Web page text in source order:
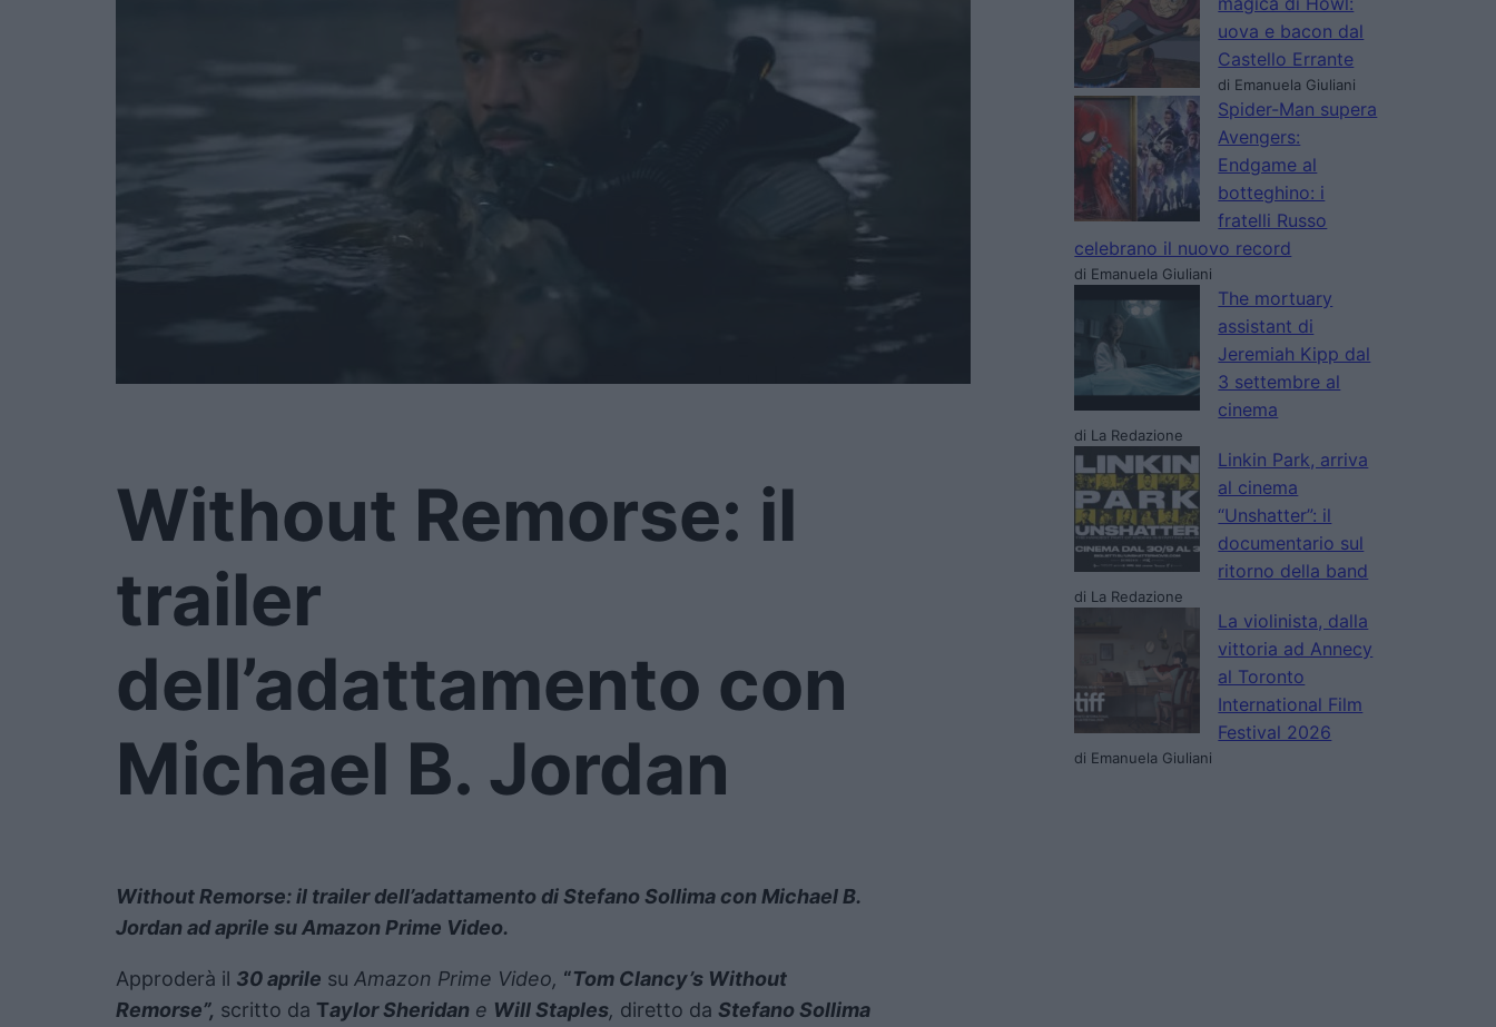
Without Remorse: il
trailer
dell’adattamento con
Michael B. Jordan
Without Remorse: il trailer dell’adattamento di Stefano Sollima con Michael B.
Jordan ad aprile su Amazon Prime Video.
Approderà il 30 aprile su Amazon Prime Video, “Tom Clancy’s Without
Remorse”, scritto da Taylor Sheridan e Will Staples, diretto da Stefano Sollima
uova e bacon dal
Castello Errante
di Emanuela Giuliani
Spider-Man supera
Avengers:
Endgame al
botteghino: i
fratelli Russo
celebrano il nuovo record
di Emanuela Giuliani
The mortuary
assistant di
Jeremiah Kipp dal
3 settembre al
cinema
di La Redazione
Linkin Park, arriva
al cinema
“Unshatter”: il
documentario sul
ritorno della band
di La Redazione
La violinista, dalla
vittoria ad Annecy
al Toronto
International Film
Festival 2026
di Emanuela Giuliani